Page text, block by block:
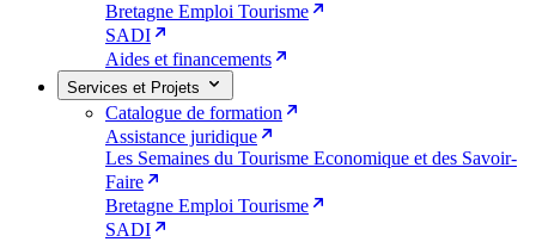
Bretagne Emploi Tourisme
SADI
Aides et financements
Services et Projets
Catalogue de formation
Assistance juridique
Les Semaines du Tourisme Economique et des Savoir-
Faire
Bretagne Emploi Tourisme
SADI